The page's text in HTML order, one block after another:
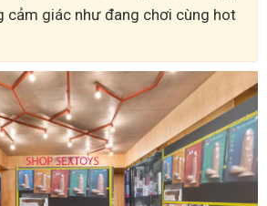
cảm giác như đang chơi cùng hot